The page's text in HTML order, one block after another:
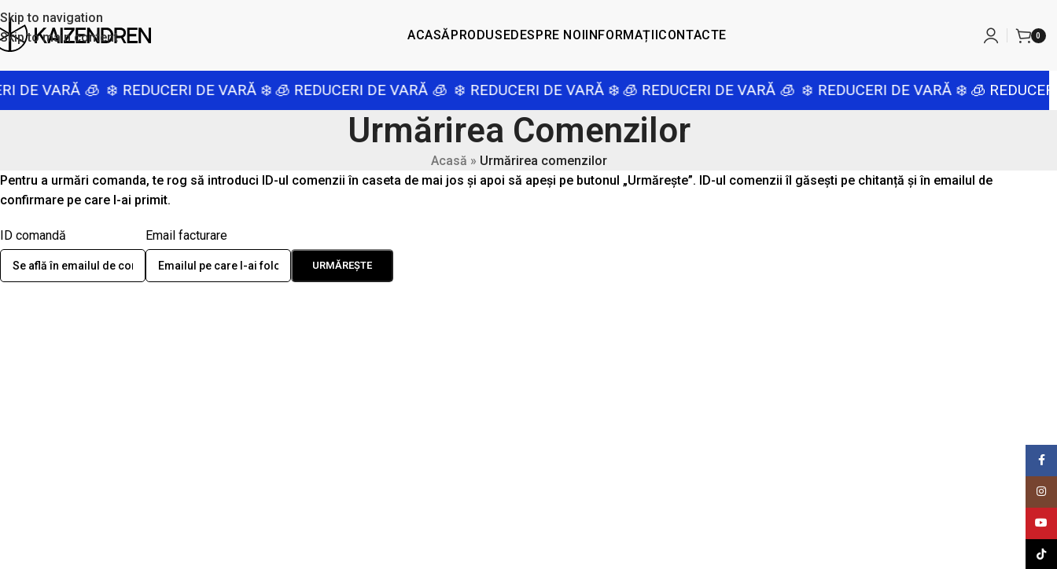
Skip to navigation
Skip to main content
ACASĂPRODUSEDESPRE NOIINFORMAȚIICONTACTE 0
DE VARĂ 🧊 ❄️ REDUCERI DE VARĂ ❄️🧊 REDUCERI DE VARĂ 🧊 ❄️ REDUCERI DE VARĂ ❄️🧊 REDUCERI DE VARĂ 🧊 ❄️ REDUCERI DE VARĂ ❄️🧊 REDUCERI
Urmărirea Comenzilor
Acasă » Urmărirea comenzilor
Pentru a urmări comanda, te rog să introduci ID-ul comenzii în caseta de mai jos și apoi să apeși pe butonul „Urmărește”. ID-ul comenzii îl găsești pe chitanță și în emailul de
confirmare pe care l-ai primit.
ID comandă Email facturare
URMĂREȘTE